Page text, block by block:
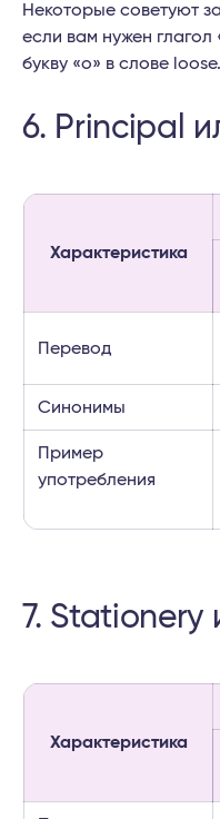
Некоторые советуют
если вам нужен глагол
букву «o» в слове loose.
6. Principal
Характеристика
Перевод
Синонимы
Пример
употребления
7. Stationery
Характеристика